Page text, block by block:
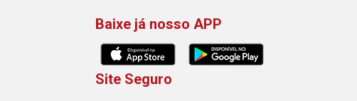
Baixe já nosso APP
Site Seguro